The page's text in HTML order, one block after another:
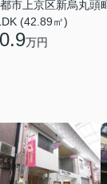
市上京区新烏丸頭
(42.89㎡)
万円